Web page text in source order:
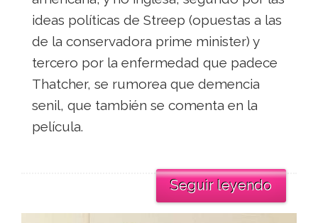
ideas políticas de Streep (opuestas a las
de la conservadora prime minister) y
tercero por la enfermedad que padece
Thatcher, se rumorea que demencia
senil, que también se comenta en la
película.
Seguir leyendo